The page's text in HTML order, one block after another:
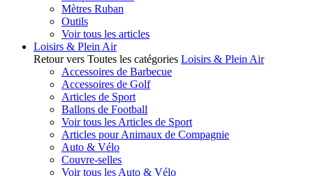
Mètres Ruban
Outils
Voir tous les articles
Loisirs & Plein Air
Retour vers Toutes les catégories Loisirs & Plein Air
Accessoires de Barbecue
Accessoires de Golf
Articles de Sport
Ballons de Football
Voir tous les Articles de Sport
Articles pour Animaux de Compagnie
Auto & Vélo
Couvre-selles
Voir tous les Auto & Vélo